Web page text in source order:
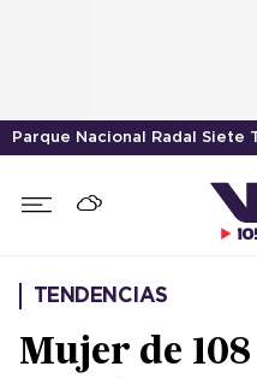
Parque Nacional Radal Siete
TENDENCIAS
Mujer de